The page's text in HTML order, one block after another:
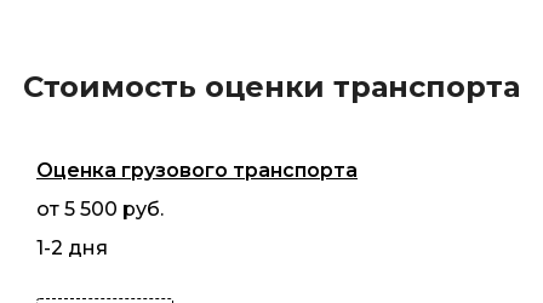
Стоимость оценки транспорта
Оценка грузового транспорта
от 5 500 руб.
1-2 дня